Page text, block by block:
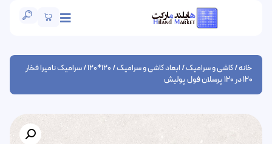
خانه/کاشی و سرامیک/ابعاد کاشی و سرامیک/
120*120
/ سرامیک نامیرا فخار
120 در 120 پرسلان فول پولیش